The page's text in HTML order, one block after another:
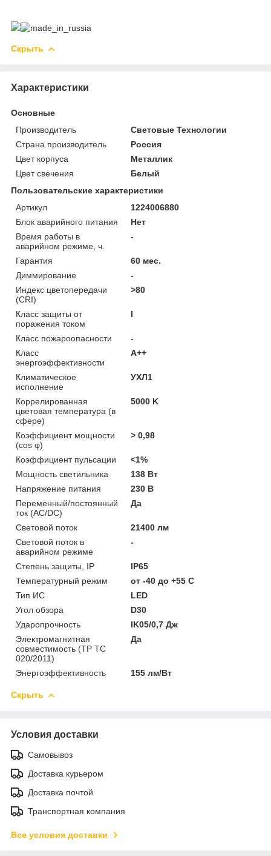
Скрыть
Характеристики
Основные
Производитель
Световые Технологии
Страна производитель
Россия
Цвет корпуса
Металлик
Цвет свечения
Белый
Пользовательские характеристики
Артикул
1224006880
Блок аварийного питания
Нет
Время работы в
аварийном режиме, ч.
-
Гарантия
60 мес.
Диммирование
-
Индекс цветопередачи
(CRI)
>80
Класс защиты от
поражения током
I
Класс пожароопасности
-
Класс
энергоэффективности
A++
Климатическое
исполнение
УХЛ1
Коррелированная
цветовая температура (в
сфере)
5000 K
Коэффициент мощности
(cos φ)
> 0,98
Коэффициент пульсации
<1%
Мощность светильника
138 Вт
Напряжение питания
230 В
Переменный/постоянный
ток (AC/DC)
Да
Световой поток
21400 лм
Световой поток в
аварийном режиме
-
Степень защиты, IP
IP65
Температурный режим
от -40 до +55 C
Тип ИС
LED
Угол обзора
D30
Ударопрочность
IK05/0,7 Дж
Электромагнитная
совместимость (ТР ТС
020/2011)
Да
Энергоэффективность 155 лм/Вт
Скрыть
Условия доставки
Самовывоз
Доставка курьером
Доставка почтой
Транспортная компания
Все условия доставки